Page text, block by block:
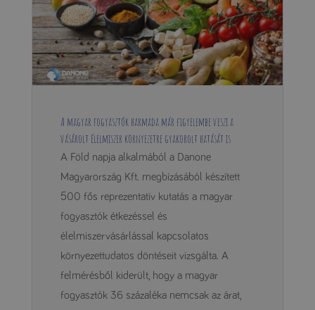
A magyar fogyasztók harmada már figyelembe veszi a
vásárolt élelmiszer környezetre gyakorolt hatását is
A Föld napja alkalmából a Danone
Magyarország Kft. megbízásából készített
500 fős reprezentatív kutatás a magyar
fogyasztók étkezéssel és
élelmiszervásárlással kapcsolatos
környezettudatos döntéseit vizsgálta. A
felmérésből kiderült, hogy a magyar
fogyasztók 36 százaléka nemcsak az árat,